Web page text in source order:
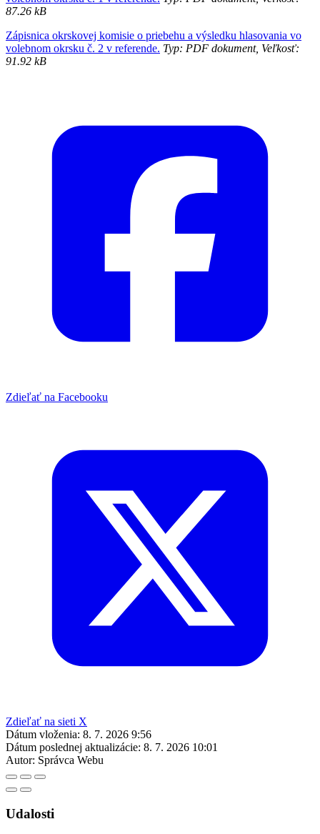
87.26 kB
Zápisnica okrskovej komisie o priebehu a výsledku hlasovania vo
volebnom okrsku č. 2 v referende. Typ: PDF dokument, Veľkosť:
91.92 kB
Zdieľať na Facebooku
Zdieľať na sieti X
Dátum vloženia: 8. 7. 2026 9:56
Dátum poslednej aktualizácie: 8. 7. 2026 10:01
Autor: Správca Webu
Udalosti